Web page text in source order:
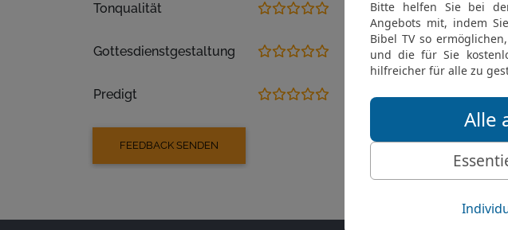
Tonqualität
Gottesdienstgestaltung
Predigt